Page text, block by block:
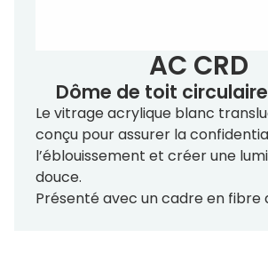
AC CRD
Dôme de toit
Le vitrage acrylique blanc
conçu pour assurer la
l’éblouissement et créer une
douce.
Présenté avec un cadre en fibre